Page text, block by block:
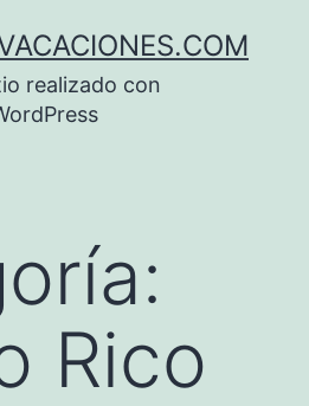
realizado con
Rico